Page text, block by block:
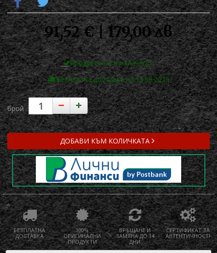
91,52 € | 179,00 лв
Продуктът е в наличност
Безплатна доставка на 13.08.2026
брой
ДОБАВИ КЪМ КОЛИЧКАТА
БЕЗПЛАТНА
ДОСТАВКА
100%
ОРИГИНАЛНИ
ПРОДУКТИ
ВРЪЩАНЕ И
ЗАМЯНА ДО 14
ДНИ
СЕРТИФИКАТ ЗА
АВТЕНТИЧНОСТ!